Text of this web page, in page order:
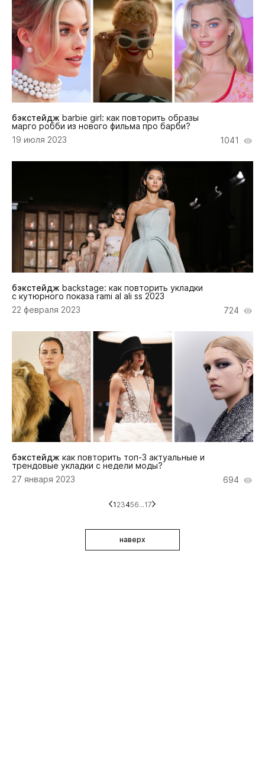
бэкстейдж barbie girl: как повторить образы
марго робби из нового фильма про барби?
19 июля 2023
1041
бэкстейдж backstage: как повторить укладки
с кутюрного показа rami al ali ss 2023
22 февраля 2023
724
бэкстейдж как повторить топ-3 актуальные и
трендовые укладки с недели моды?
27 января 2023
694
1 23456...17
наверх